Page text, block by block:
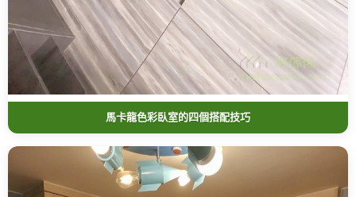
馬卡龍色彩臥室的四個搭配技巧